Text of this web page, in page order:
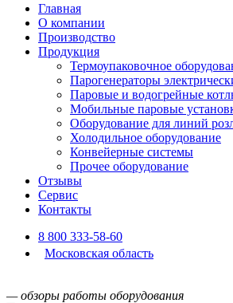
Главная
О компании
Производство
Продукция
Термоупаковочное
Парогенераторы
Паровые и водогрейные
Мобильные паровые
Оборудование для линий
Холодильное оборудование
Конвейерные системы
Прочее оборудование
Отзывы
Сервис
Контакты
8 800 333-58-60
Московская область
— обзоры работы оборудования